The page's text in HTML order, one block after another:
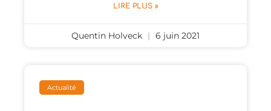
LIRE PLUS »
Quentin Holveck 6 juin 2021
Actualité